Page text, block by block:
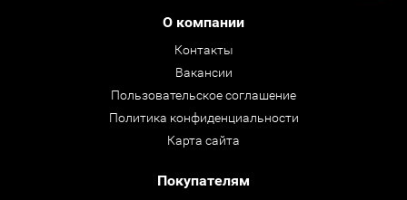
О компании
Контакты
Вакансии
Пользовательское соглашение
Политика конфиденциальности
Карта сайта
Покупателям